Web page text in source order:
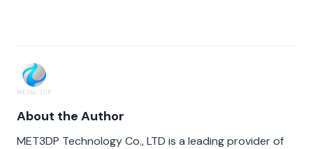
About the Author
MET3DP Technology Co., LTD is a leading provider of